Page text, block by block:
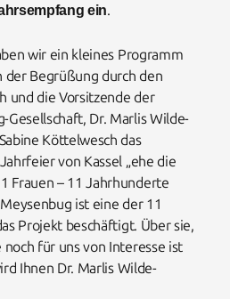
ein.
wir ein kleines Programm
der Begrüßung durch den
und die Vorsitzende der
Gesellschaft, Dr. Marlis Wilde-
Köttelwesch das
von Kassel „ehe die
Frauen – 11 Jahrhunderte
ist eine der 11
Projekt beschäftigt. Über sie,
für uns von Interesse ist
Ihnen Dr. Marlis Wilde-